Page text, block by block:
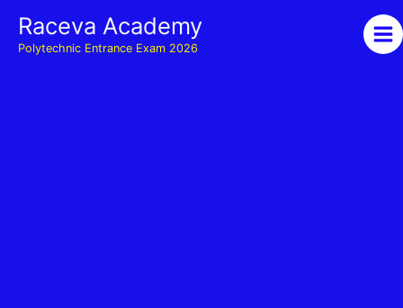
content
Raceva Academy
Polytechnic Entrance Exam 2026